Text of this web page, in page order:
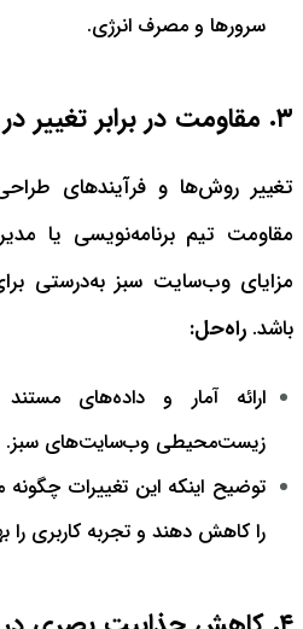
سرورها و مصرف انرژی.
۳. مقاومت در برابر تغییر در تیم‌ها یا سازمان‌ها
تغییر روش‌ها و فرآیندهای
مقاومت تیم برنامه‌نویسی یا
مزایای وب‌سایت سبز به‌درستی
باشد. راه‌حل:
ارائه آمار و داده‌های
زیست‌محیطی وب‌سایت‌های سبز.
توضیح اینکه این تغییرات چگونه
را کاهش دهند و تجربه کاربری را